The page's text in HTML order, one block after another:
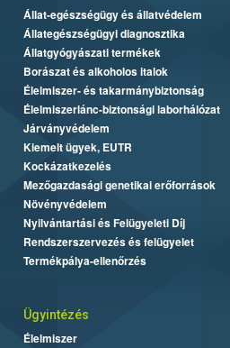
Állat-egészségügy és állatvédelem
Állategészségügyi diagnosztika
Állatgyógyászati termékek
Borászat és alkoholos italok
Élelmiszer- és takarmánybiztonság
Élelmiszerlánc-biztonsági laborhálózat
Járványvédelem
Kiemelt ügyek, EUTR
Kockázatkezelés
Mezőgazdasági genetikai erőforrások
Növényvédelem
Nyilvántartási és Felügyeleti Díj
Rendszerszervezés és felügyelet
Termékpálya-ellenőrzés
Ügyintézés
Élelmiszer